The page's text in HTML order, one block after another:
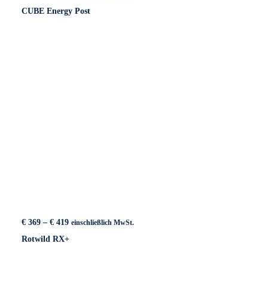
bis
CUBE Energy Post
€ 369 – € 419Preisspanne:
bis
einschließlich MwSt.
Rotwild RX+